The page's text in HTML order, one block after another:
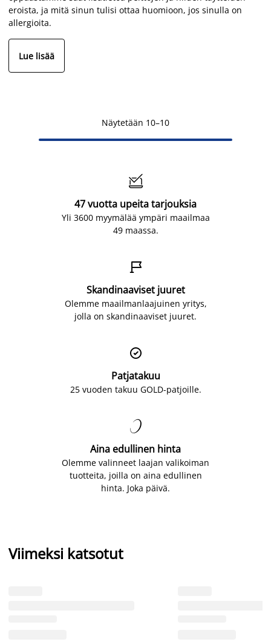
eroista, ja mitä sinun tulisi ottaa huomioon, jos sinulla on
allergioita.
Lue lisää
Näytetään 10–10

47 vuotta upeita tarjouksia
Yli 3600 myymälää ympäri maailmaa
49 maassa.

Skandinaaviset juuret
Olemme maailmanlaajuinen yritys,
jolla on skandinaaviset juuret.

Patjatakuu
25 vuoden takuu GOLD-patjoille.

Aina edullinen hinta
Olemme valinneet laajan valikoiman
tuotteita, joilla on aina edullinen
hinta. Joka päivä.
Viimeksi katsotut